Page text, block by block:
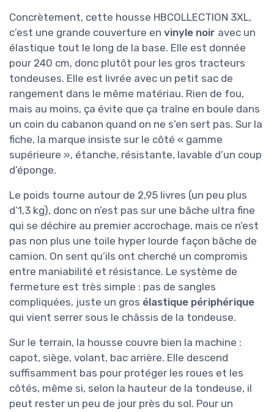
Concrètement, cette housse HBCOLLECTION 3XL,
c’est une grande couverture en vinyle noir avec un
élastique tout le long de la base. Elle est donnée
pour 240 cm, donc plutôt pour les gros tracteurs
tondeuses. Elle est livrée avec un petit sac de
rangement dans le même matériau. Rien de fou,
mais au moins, ça évite que ça traîne en boule dans
un coin du cabanon quand on ne s’en sert pas. Sur la
fiche, la marque insiste sur le côté « gamme
supérieure », étanche, résistante, lavable d’un coup
d’éponge.
Le poids tourne autour de 2,95 livres (un peu plus
d’1,3 kg), donc on n’est pas sur une bâche ultra fine
qui se déchire au premier accrochage, mais ce n’est
pas non plus une toile hyper lourde façon bâche de
camion. On sent qu’ils ont cherché un compromis
entre maniabilité et résistance. Le système de
fermeture est très simple : pas de sangles
compliquées, juste un gros élastique périphérique
qui vient serrer sous le châssis de la tondeuse.
Sur le terrain, la housse couvre bien la machine :
capot, siège, volant, bac arrière. Elle descend
suffisamment bas pour protéger les roues et les
côtés, même si, selon la hauteur de la tondeuse, il
peut rester un peu de jour près du sol. Pour un